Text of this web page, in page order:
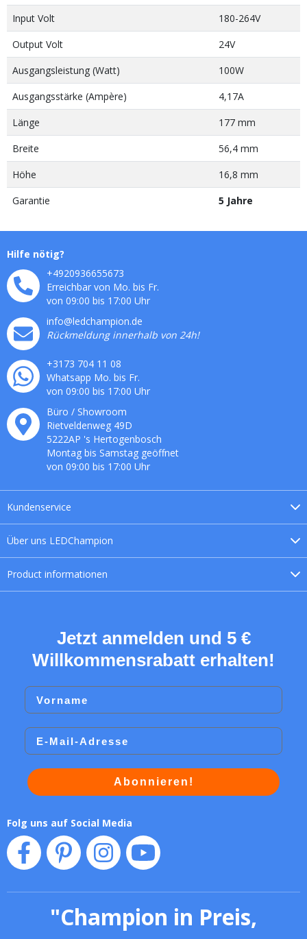
Input Volt
180-264V
Output Volt
24V
Ausgangsleistung (Watt)
100W
Ausgangsstärke (Ampère)
4,17A
Länge
177 mm
Breite
56,4 mm
Höhe
16,8 mm
Garantie
5 Jahre
Über uns LEDChampion
Product informationen
Kundenservice
Hilfe nötig?
+4920936655673
Erreichbar von Mo. bis Fr.
von 09:00 bis 17:00 Uhr
info@ledchampion.de
Rückmeldung innerhalb von 24h!
+3173 704 11 08
Whatsapp Mo. bis Fr.
von 09:00 bis 17:00 Uhr
Büro / Showroom
Rietveldenweg 49D
5222AP 's Hertogenbosch
Montag bis Samstag geöffnet
von 09:00 bis 17:00 Uhr
Jetzt anmelden und 5 €
Willkommensrabatt erhalten!
Vorname
Email
Abonnieren!
Folg uns auf Social Media
"Champion in Preis,